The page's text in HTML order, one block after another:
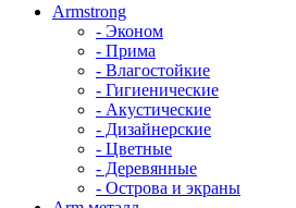
Armstrong
- Эконом
- Прима
- Влагостойкие
- Гигиенические
- Акустические
- Дизайнерские
- Цветные
- Деревянные
- Острова и экраны